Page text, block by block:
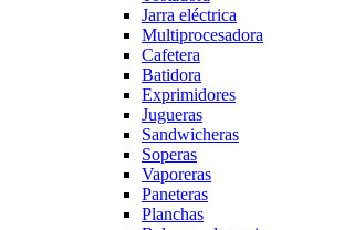
Jarra eléctrica
Multiprocesadora
Cafetera
Batidora
Exprimidores
Jugueras
Sandwicheras
Soperas
Vaporeras
Paneteras
Planchas